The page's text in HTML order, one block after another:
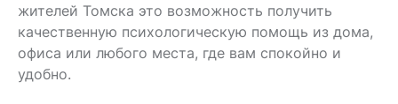
жителей Томска это возможность получить
качественную психологическую помощь из дома,
офиса или любого места, где вам спокойно и
удобно.